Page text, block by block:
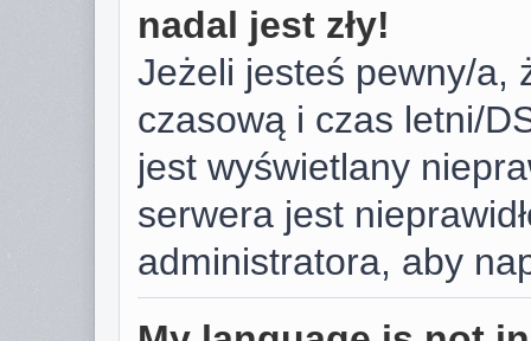
nadal jest zły!
Jeżeli jesteś pewny/a,
czasową i czas letni/
jest wyświetlany
serwera jest
administratora, aby